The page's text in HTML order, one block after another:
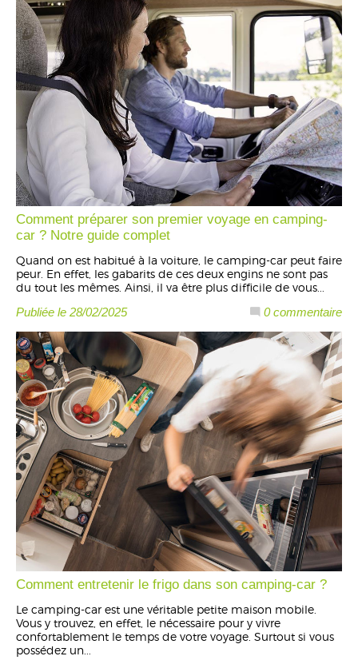
Comment préparer son premier voyage en camping-
car ? Notre guide complet
Quand on est habitué à la voiture, le camping-car peut faire
peur. En effet, les gabarits de ces deux engins ne sont pas
du tout les mêmes. Ainsi, il va être plus difficile de vous...
0 commentaire
Publiée le 28/02/2025
Comment entretenir le frigo dans son camping-car ?
Le camping-car est une véritable petite maison mobile.
Vous y trouvez, en effet, le nécessaire pour y vivre
confortablement le temps de votre voyage. Surtout si vous
possédez un...